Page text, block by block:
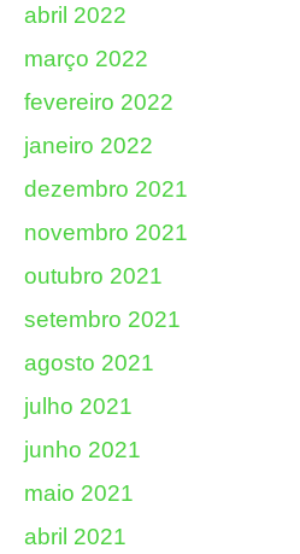
abril 2022
março 2022
fevereiro 2022
janeiro 2022
dezembro 2021
novembro 2021
outubro 2021
setembro 2021
agosto 2021
julho 2021
junho 2021
maio 2021
abril 2021